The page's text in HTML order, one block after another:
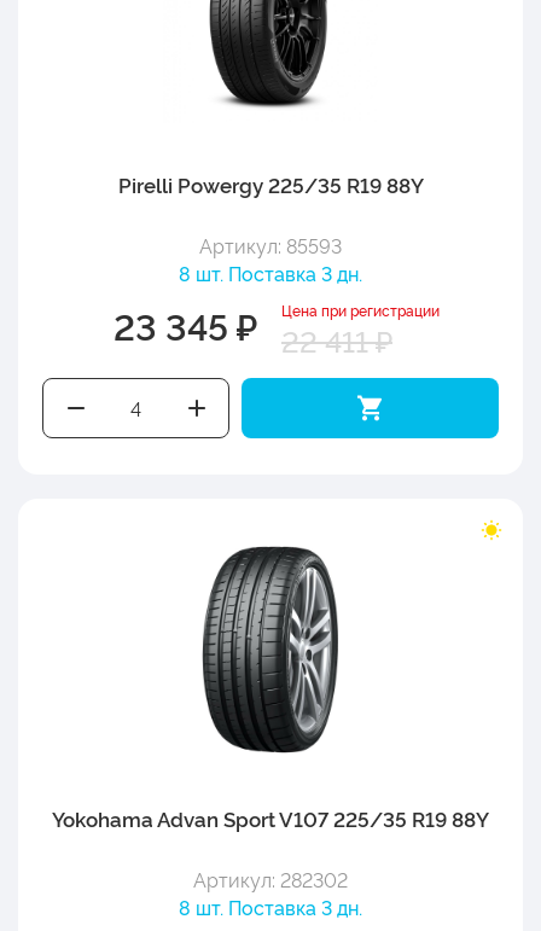
Pirelli Powergy 225/35 R19 88Y
Артикул: 85593
8 шт. Поставка 3 дн.
23 345 ₽ Цена при регистрации
22 411 ₽
Yokohama Advan Sport V107 225/35 R19 88Y
Артикул: 282302
8 шт. Поставка 3 дн.